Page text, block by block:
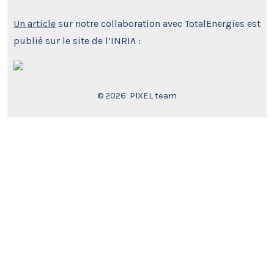
Un articlesur notre collaboration avec TotalEnergies est
publié sur le site de l’INRIA :
© 2026 PIXEL team